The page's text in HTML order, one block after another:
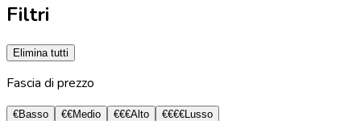
Filtri
Elimina tutti
Fascia di prezzo
€Basso €€Medio €€€Alto €€€€ Lusso